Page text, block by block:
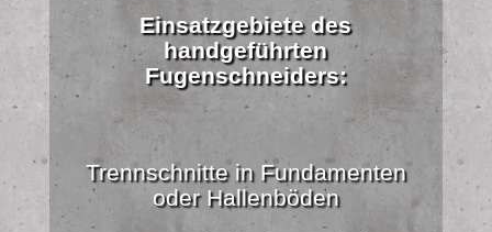
Einsatzgebiete des
handgeführten
Fugenschneiders:
Trennschnitte in Fundamenten
oder Hallenböden